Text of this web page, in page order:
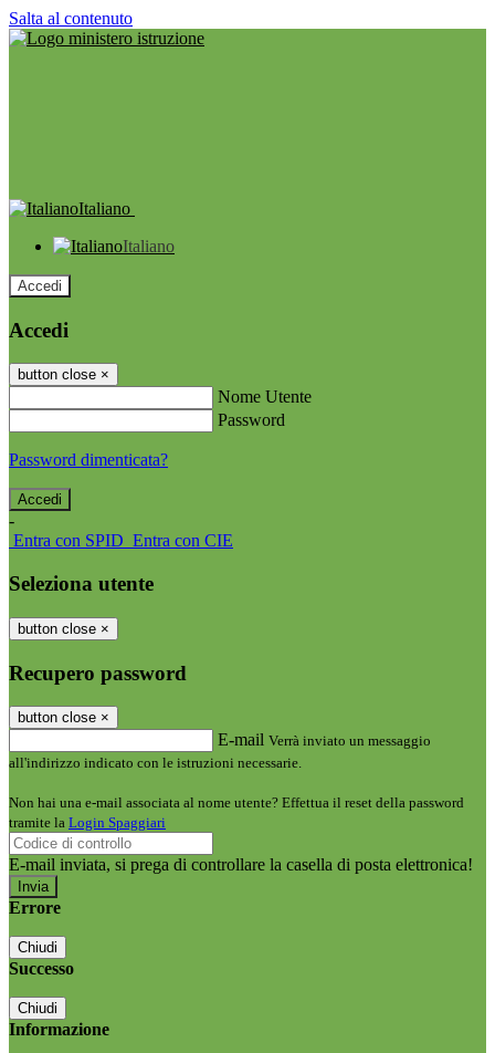
Salta al contenuto
Italiano
Italiano
Accedi
Accedi
button close ×
Nome Utente
Password
Password dimenticata?
-
Entra con SPID Entra con CIE
Seleziona utente
button close ×
Recupero password
button close ×
E-mail Verrà inviato un messaggio
all'indirizzo indicato con le istruzioni necessarie.
Non hai una e-mail associata al nome utente? Effettua il reset della password
tramite la Login Spaggiari
E-mail inviata, si prega di controllare la casella di posta elettronica!
Errore
Chiudi
Successo
Chiudi
Informazione